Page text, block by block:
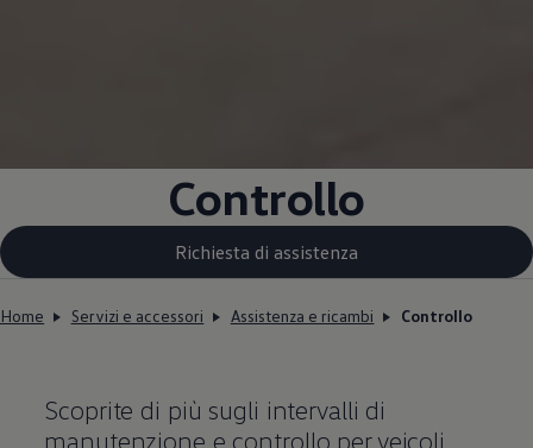
Controllo
Richiesta di assistenza
Home Servizi e accessori Assistenza e ricambi Controllo
Scoprite di più sugli intervalli di
manutenzione e controllo per veicoli